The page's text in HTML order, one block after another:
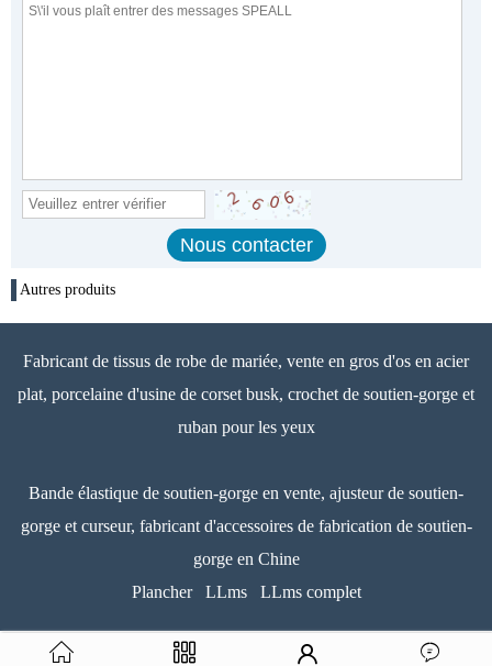
Autres produits
Fabricant de tissus de robe de mariée, vente en gros d'os en acier
plat, porcelaine d'usine de corset busk, crochet de soutien-gorge et
ruban pour les yeux
Bande élastique de soutien-gorge en vente, ajusteur de soutien-
gorge et curseur, fabricant d'accessoires de fabrication de soutien-
gorge en Chine
Plancher
LLms LLms complet